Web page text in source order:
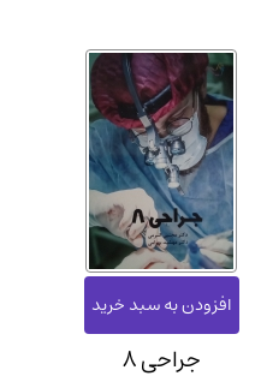
جراحی 8